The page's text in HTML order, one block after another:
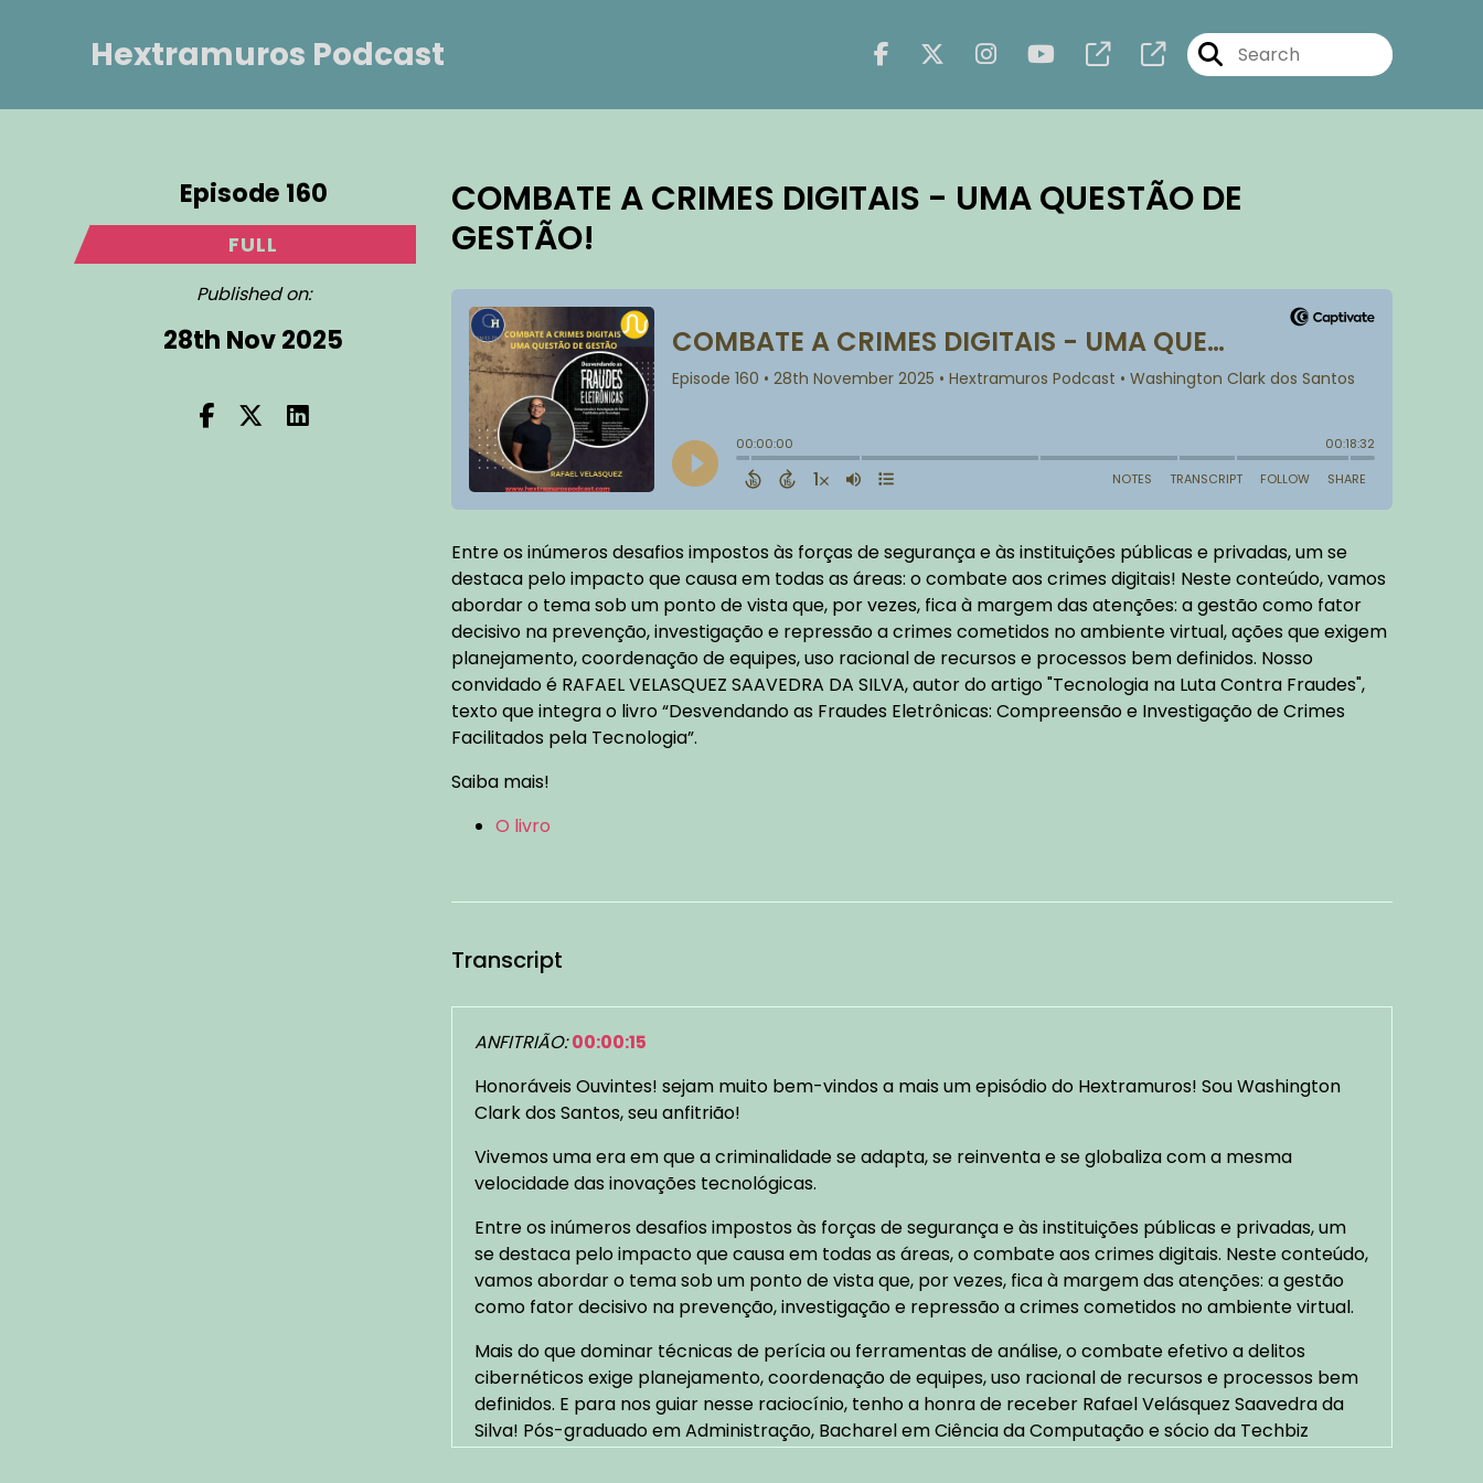
Hextramuros Podcast
Episode 160
FULL
Published on:
28th Nov 2025
COMBATE A CRIMES DIGITAIS - UMA QUESTÃO DE
GESTÃO!
Entre os inúmeros desafios impostos às forças de segurança e às instituições públicas e privadas, um se
destaca pelo impacto que causa em todas as áreas: o combate aos crimes digitais! Neste conteúdo, vamos
abordar o tema sob um ponto de vista que, por vezes, fica à margem das atenções: a gestão como fator
decisivo na prevenção, investigação e repressão a crimes cometidos no ambiente virtual, ações que exigem
planejamento, coordenação de equipes, uso racional de recursos e processos bem definidos. Nosso
convidado é RAFAEL VELASQUEZ SAAVEDRA DA SILVA, autor do artigo "Tecnologia na Luta Contra Fraudes",
texto que integra o livro “Desvendando as Fraudes Eletrônicas: Compreensão e Investigação de Crimes
Facilitados pela Tecnologia”.
Saiba mais!
O livro
Transcript
ANFITRIÃO: 00:00:15
Honoráveis Ouvintes! sejam muito bem-vindos a mais um episódio do Hextramuros! Sou Washington
Clark dos Santos, seu anfitrião!
Vivemos uma era em que a criminalidade se adapta, se reinventa e se globaliza com a mesma
velocidade das inovações tecnológicas.
Entre os inúmeros desafios impostos às forças de segurança e às instituições públicas e privadas, um
se destaca pelo impacto que causa em todas as áreas, o combate aos crimes digitais. Neste conteúdo,
vamos abordar o tema sob um ponto de vista que, por vezes, fica à margem das atenções: a gestão
como fator decisivo na prevenção, investigação e repressão a crimes cometidos no ambiente virtual.
Mais do que dominar técnicas de perícia ou ferramentas de análise, o combate efetivo a delitos
cibernéticos exige planejamento, coordenação de equipes, uso racional de recursos e processos bem
definidos. E para nos guiar nesse raciocínio, tenho a honra de receber Rafael Velásquez Saavedra da
Silva! Pós-graduado em Administração, Bacharel em Ciência da Computação e sócio da Techbiz